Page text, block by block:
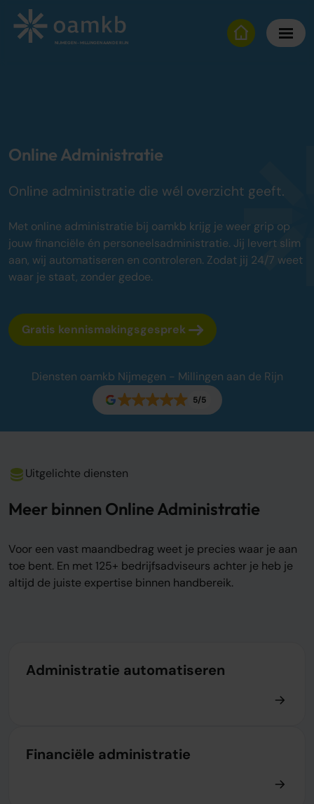
NIJMEGEN - MILLINGEN AAN DE RIJN
Online Administratie
Online administratie die wél overzicht geeft.
Met online administratie bij oamkb krijg je weer grip op
jouw financiële én personeelsadministratie. Jij levert slim
aan, wij automatiseren en controleren. Zodat jij 24/7 weet
waar je staat, zonder gedoe.
Gratis kennismakingsgesprek
Diensten oamkb Nijmegen - Millingen aan de Rijn
5/5
Uitgelichte diensten
Meer binnen Online Administratie
Voor een vast maandbedrag weet je precies waar je aan
toe bent. En met 125+ bedrijfsadviseurs achter je heb je
altijd de juiste expertise binnen handbereik.
Administratie automatiseren
Financiële administratie
Maximaal fiscaal voordeel ondernemers
Over ons
Onze tarieven
Onze werkwijze
Sluit je aan
Word oamkb partner